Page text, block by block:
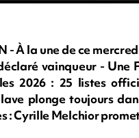
- À la une de ce
vainqueur - Une
2026 : 25 listes
plonge toujours
: Cyrille Melchior